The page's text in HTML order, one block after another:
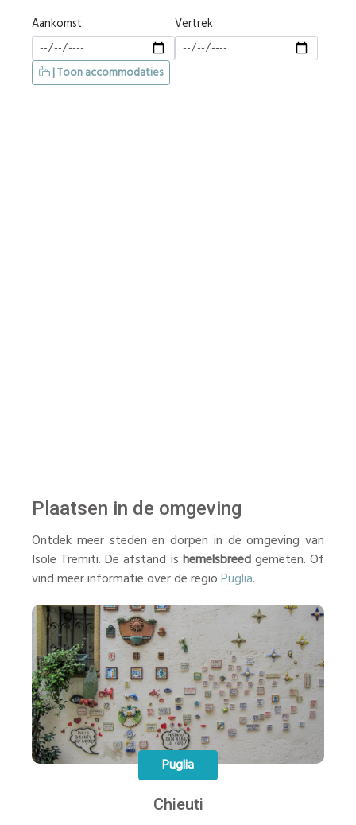
Aankomst Vertrek
| Toon accommodaties
Plaatsen in de omgeving
Ontdek meer steden en dorpen in de omgeving van
Isole Tremiti. De afstand is hemelsbreedgemeten. Of
vind meer informatie over de regioPuglia.
Puglia
Chieuti